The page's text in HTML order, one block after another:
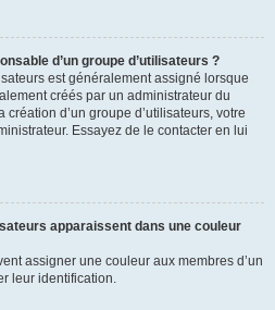
d’un groupe d’utilisateurs ?
est généralement assigné lorsque
créés par un administrateur du
d’un groupe d’utilisateurs, votre
Essayez de le contacter en lui
apparaissent dans une couleur
assigner une couleur aux membres d’un
leur identification.